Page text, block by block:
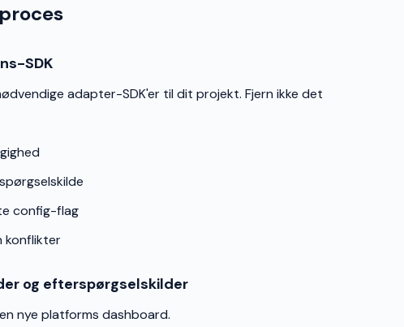
SDK
adapter-SDK'er til dit projekt. Fjern ikke det
config-flag
konflikter
og efterspørgselskilder
nye platforms dashboard.